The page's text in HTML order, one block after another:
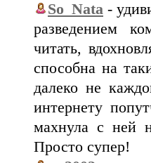
So_Nata -
разведением
читать,
способна на
далеко не
интернету
махнула с ней
Просто супер!